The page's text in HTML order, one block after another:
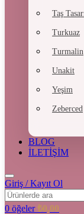
Taş
Turkuaz
Turmalin
Unakit
Yeşim
Zeberced
BLOG
İLETİŞİM
Giriş / Kayıt Ol
0 öğeler ₺0,00